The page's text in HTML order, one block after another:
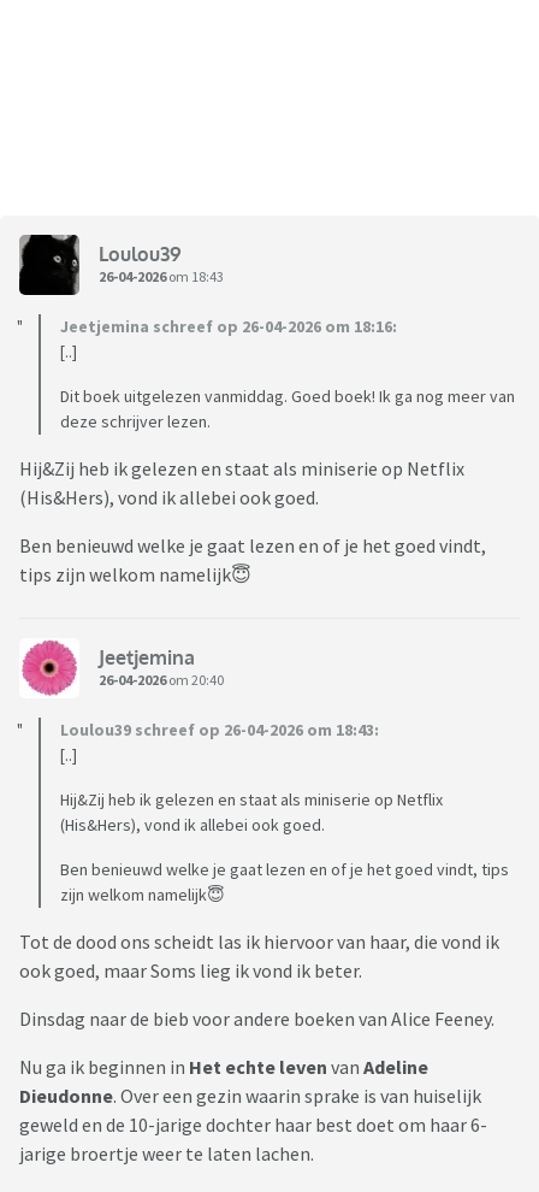
Loulou39
26-04-2026om 18:43
Jeetjemina schreef op 26-04-2026 om 18:16:
[..]
Dit boek uitgelezen vanmiddag. Goed boek! Ik ga nog meer van
deze schrijver lezen.
Hij&Zij heb ik gelezen en staat als miniserie op Netflix
(His&Hers), vond ik allebei ook goed.
Ben benieuwd welke je gaat lezen en of je het goed vindt,
tips zijn welkom namelijk😇
Jeetjemina
26-04-2026om 20:40
Loulou39 schreef op 26-04-2026 om 18:43:
[..]
Hij&Zij heb ik gelezen en staat als miniserie op Netflix
(His&Hers), vond ik allebei ook goed.
Ben benieuwd welke je gaat lezen en of je het goed vindt, tips
zijn welkom namelijk😇
Tot de dood ons scheidt las ik hiervoor van haar, die vond ik
ook goed, maar Soms lieg ik vond ik beter.
Dinsdag naar de bieb voor andere boeken van Alice Feeney.
Nu ga ik beginnen in Het echte leven van Adeline
Dieudonne. Over een gezin waarin sprake is van huiselijk
geweld en de 10-jarige dochter haar best doet om haar 6-
jarige broertje weer te laten lachen.